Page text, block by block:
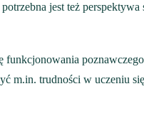
jest też
trudności w uczeniu